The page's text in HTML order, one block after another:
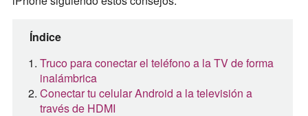
Índice
Truco para conectar el teléfono a la TV de forma
inalámbrica
Conectar tu celular Android a la televisión a
través de HDMI